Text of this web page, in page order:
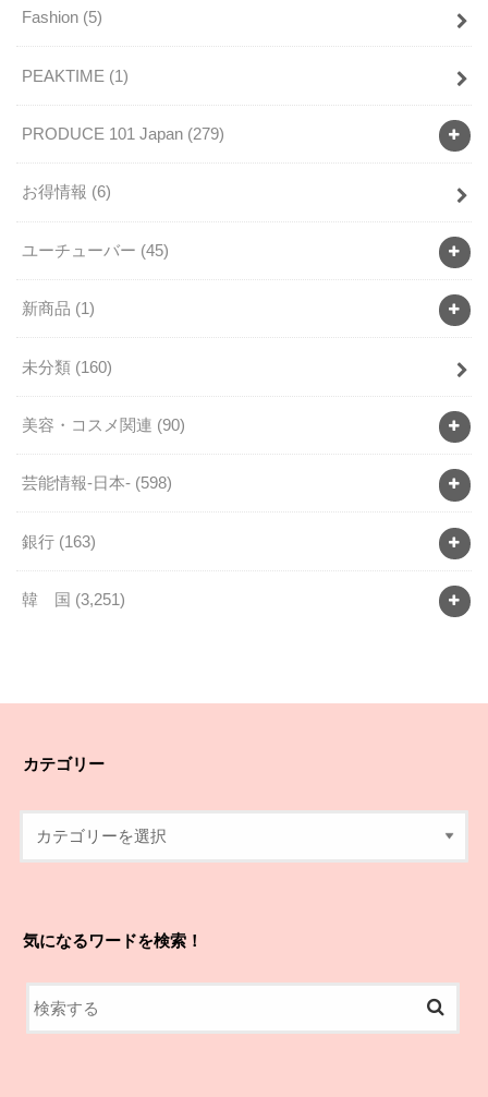
Fashion (5)
PEAKTIME (1)
PRODUCE 101 Japan (279)
お得情報 (6)
ユーチューバー (45)
新商品 (1)
未分類 (160)
美容・コスメ関連 (90)
芸能情報-日本- (598)
銀行 (163)
韓 国 (3,251)
カテゴリー
気になるワードを検索！